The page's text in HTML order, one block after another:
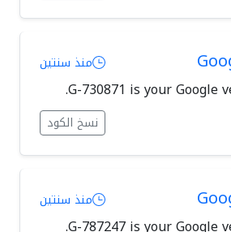
منذ سنتين
G-730871 is your Google
نسخ الكود
منذ سنتين
G-787247 is your Google